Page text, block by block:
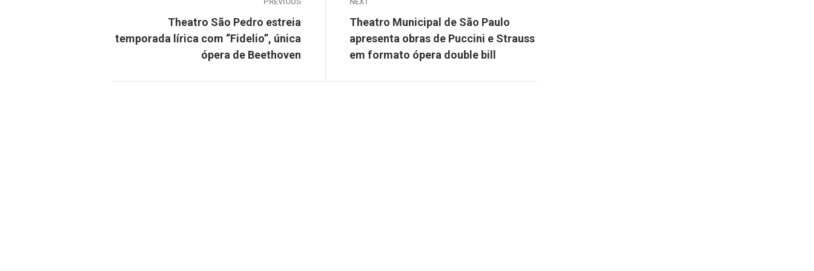
Theatro São Pedro estreia
temporada lírica com “Fidelio”, única
ópera de Beethoven
Theatro Municipal de São Paulo
apresenta obras de Puccini e Strauss
em formato ópera double bill